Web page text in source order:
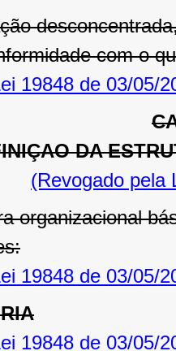
com o
19848 de 03/05/
DA
(Revogado pela
organizacional
19848 de 03/05/
19848 de 03/05/